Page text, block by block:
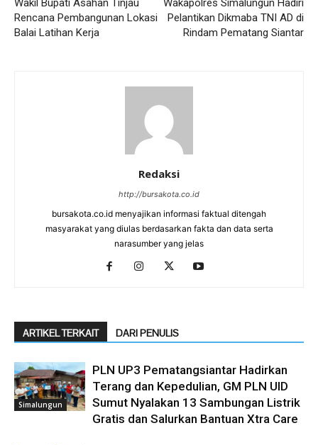
Wakil Bupati Asahan Tinjau
Rencana Pembangunan Lokasi
Balai Latihan Kerja
Wakapolres Simalungun Hadiri
Pelantikan Dikmaba TNI AD di
Rindam Pematang Siantar
Redaksi
http://bursakota.co.id
bursakota.co.id menyajikan informasi faktual ditengah
masyarakat yang diulas berdasarkan fakta dan data serta
narasumber yang jelas
ARTIKEL TERKAIT DARI PENULIS
Simalungun
PLN UP3 Pematangsiantar Hadirkan
Terang dan Kepedulian, GM PLN UID
Sumut Nyalakan 13 Sambungan Listrik
Gratis dan Salurkan Bantuan Xtra Care